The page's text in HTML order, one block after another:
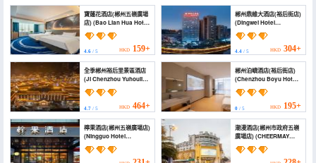
寶蓮花酒店(郴州五嶺廣場
店) (Bao Lian Hua Hotel
(Chenzhou People's
Hospital South))
4.6 / 5 HKD 159+
郴州鼎維大酒店(裕后街店)
(Dingwei Hotel
Zhangzhou (Yuhou
Street))
4.4/ 5 HKD 304+
全季郴州裕后里景區酒店
(JI Chenzhou Yuhouli
Scenic Area Hotel)
4.7 / 5 HKD 464+
郴州泊嶼酒店(裕后街店)
(Chenzhou Boyu Hotel
(Yuhou Street))
0/ 5 HKD 195+
檸果酒店(郴州五嶺廣場店)
(Ningguo Hotel
(Chenzhou Wuling
Square Branch))
潮漫酒店(郴州市政府五嶺
廣場店) (CHEERMAY
HOTELS(Chenzhou
Wuling Plaza store))